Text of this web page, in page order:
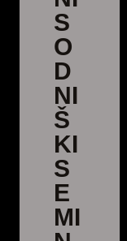
S
O
D
NI
Š
KI
S
E
MI